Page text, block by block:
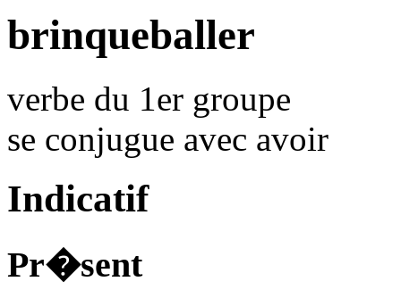
brinqueballer
verbe du 1er groupe
se conjugue avec avoir
Indicatif
Pr�sent